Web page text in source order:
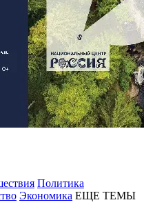
Политика
Экономика ЕЩЕ ТЕМЫ